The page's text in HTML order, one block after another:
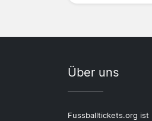
Über uns
Fussballtickets.org